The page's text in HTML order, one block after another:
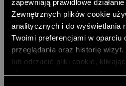
zapewniają prawidłowe
Zewnętrznych plików cookie
analitycznych i do wyświetlania
Twoimi preferencjami w oparciu
przeglądania oraz historię
lub odrzucić pliki cookie, klikając